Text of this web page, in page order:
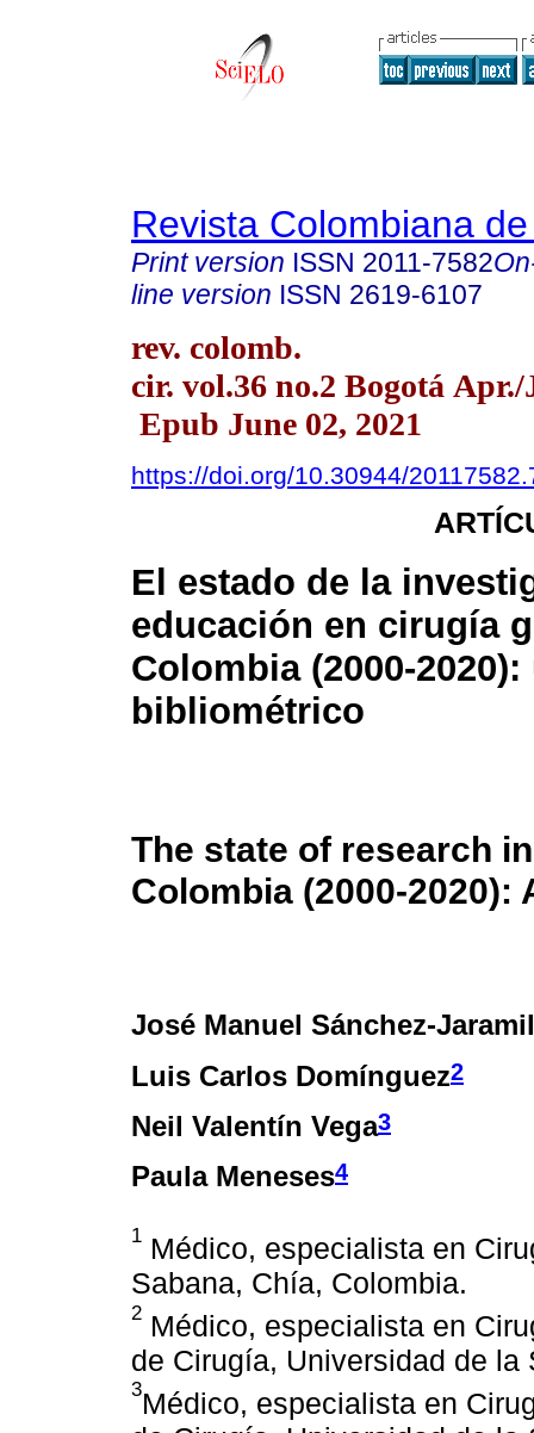
Revista Colombiana
Print version ISSN 2011-7582
line version ISSN 2619-6107
rev. colomb.
cir. vol.36 no.2 Bogotá Apr./
Epub June 02, 2021
https://doi.org/10.30944/
El estado de la
educación en cirugía
Colombia (2000-
bibliométrico
The state of research
Colombia (2000-
José Manuel Sánchez-
Luis Carlos Domínguez2
Neil Valentín Vega3
Paula Meneses4
1 Médico, especialista en
Sabana, Chía, Colombia.
2 Médico, especialista en
de Cirugía, Universidad de
3Médico, especialista en